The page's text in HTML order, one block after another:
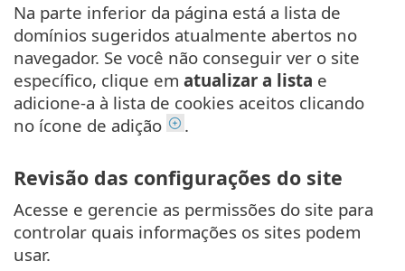
Na parte inferior da página está a lista de
domínios sugeridos atualmente abertos no
navegador. Se você não conseguir ver o site
específico, clique em atualizar a lista e
adicione-a à lista de cookies aceitos clicando
no ícone de adição
.
Revisão das configurações do site
Acesse e gerencie as permissões do site para
controlar quais informações os sites podem
usar.